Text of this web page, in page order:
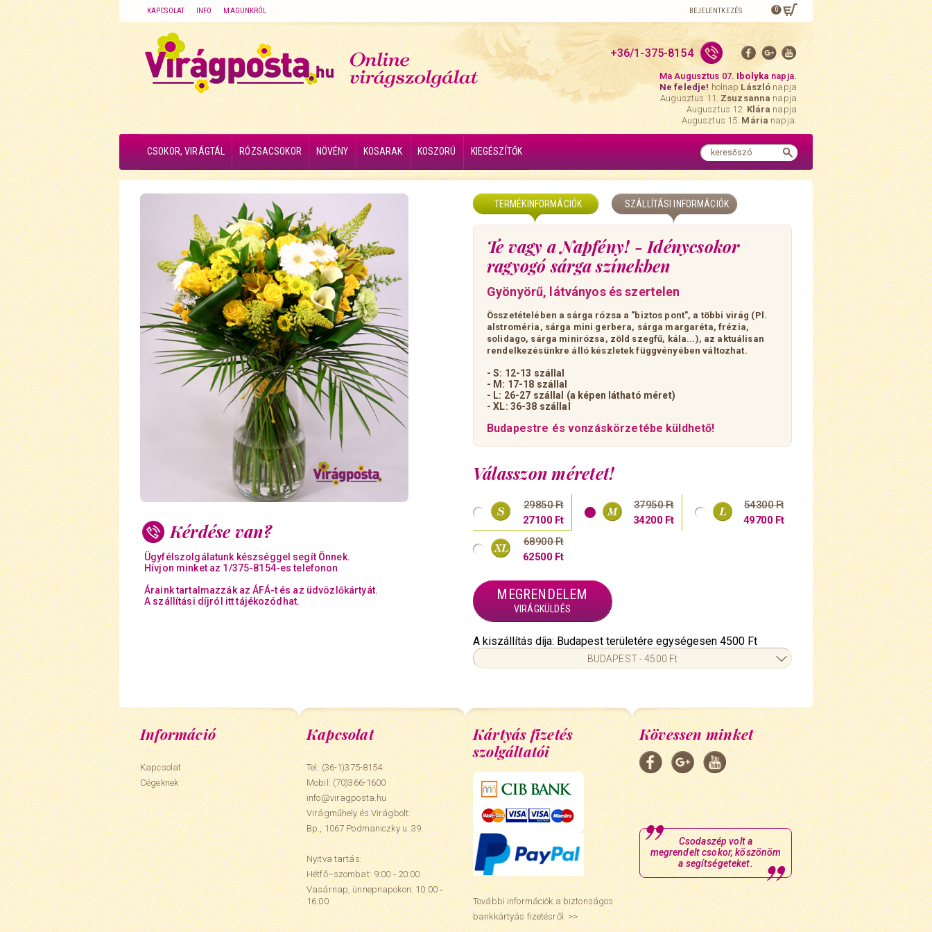
KAPCSOLAT INFO MAGUNKRÓL BEJELENTKEZÉS 0
+36/1-375-8154
Ma Augusztus 07.Ibolyka napja.
Ne feledje! holnap Lászlónapja
Augusztus 11. Zsuzsannanapja
Augusztus 12.Kláranapja
Augusztus 15.Mária napja.
CSOKOR, VIRÁGTÁL RÓZSACSOKOR NÖVÉNY KOSARAK KOSZORÚ KIEGÉSZÍTŐK
Kérdése van?
Ügyfélszolgálatunk készséggel segít Önnek.
Hívjon minket az 1/375-8154-es telefonon
Áraink tartalmazzák az ÁFÁ-t és az üdvözlőkártyát.
A szállítási díjról itt tájékozódhat.
TERMÉKINFORMÁCIÓK SZÁLLÍTÁSI INFORMÁCIÓK
Te vagy a Napfény! - Idénycsokor
ragyogó sárga színekben
Gyönyörű, látványos és szertelen
Összetételében a sárga rózsa a "biztos pont", a többi virág (Pl.
alstroméria, sárga mini gerbera, sárga margaréta, frézia,
solidago, sárga minirózsa, zöld szegfű, kála...), az aktuálisan
rendelkezésünkre álló készletek függvényében változhat.
- S: 12-13 szállal
- M: 17-18 szállal
- L: 26-27 szállal (a képen látható méret)
- XL: 36-38 szállal
Budapestre és vonzáskörzetébe küldhető!
Válasszon méretet!
29850 Ft
27100 Ft
37950 Ft
34200 Ft
54300 Ft
49700 Ft
68900 Ft
62500 Ft
MEGRENDELEM
VIRÁGKÜLDÉS
A kiszállítás díja: Budapest területére egységesen 4500 Ft
BUDAPEST - 4500 Ft
Információ
Kapcsolat
Cégeknek
Kapcsolat
Tel: (36-1)375-8154
Mobil:(70)366-1600
info@viragposta.hu
Virágműhely és Virágbolt:
Bp., 1067 Podmaniczky u. 39.
Nyitva tartás:
Hétfő–szombat: 9:00 ‑ 20:00
Vasárnap, ünnepnapokon: 10:00 ‑
16:00
Kártyás fizetés
szolgáltatói
További információk a biztonságos
bankkártyás fizetésről. >>
Kövessen minket
Csodaszép volt a
megrendelt csokor, köszönöm
a segítségeteket.